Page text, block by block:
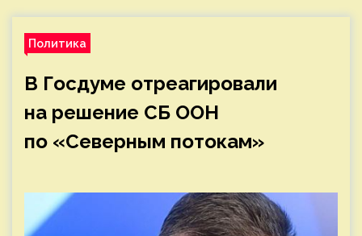
Политика
В Госдуме отреагировали
на решение СБ ООН
по «Северным потокам»